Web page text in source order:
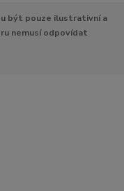
být pouze ilustrativní a
nemusí odpovídat